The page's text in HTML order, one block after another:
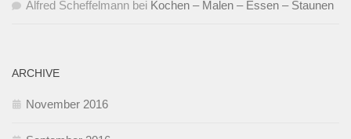
Alfred Scheffelmann bei Kochen – Malen – Essen – Staunen
ARCHIVE
November 2016